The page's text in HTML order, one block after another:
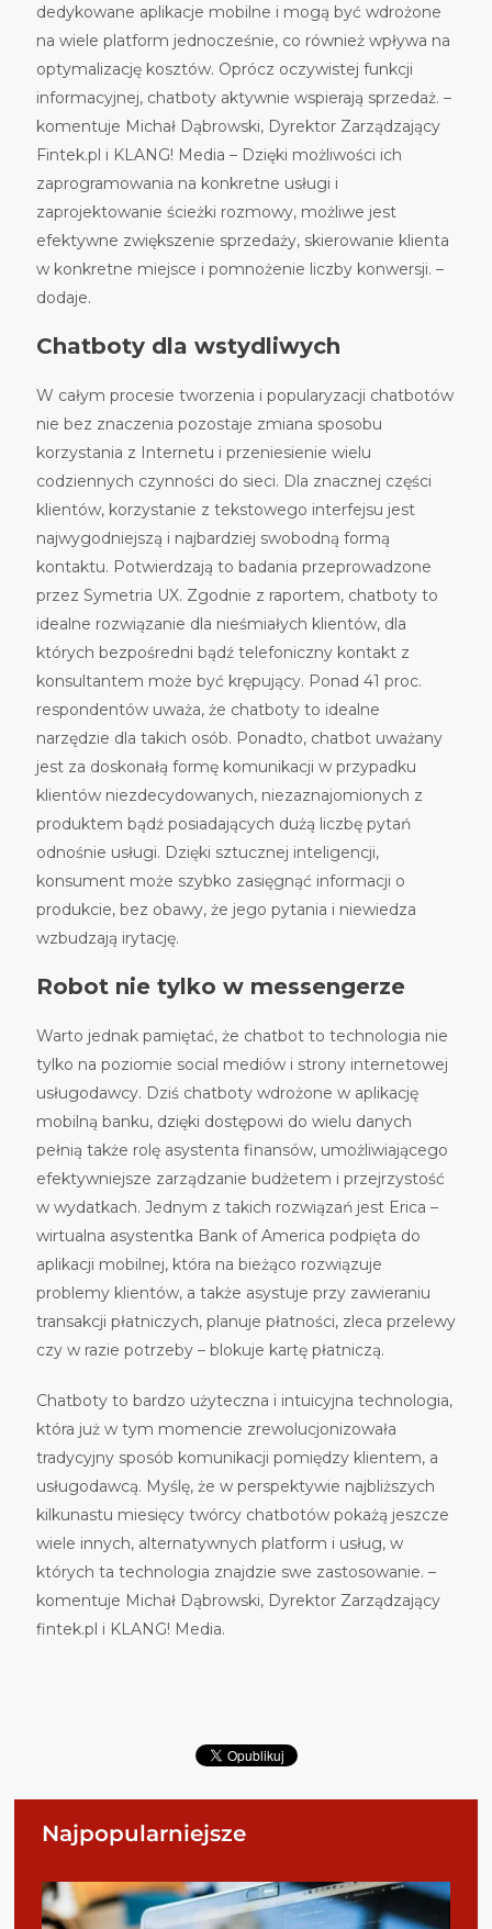
dedykowane aplikacje mobilne i mogą być wdrożone
na wiele platform jednocześnie, co również wpływa na
optymalizację kosztów. Oprócz oczywistej funkcji
informacyjnej, chatboty aktywnie wspierają sprzedaż. –
komentuje Michał Dąbrowski, Dyrektor Zarządzający
Fintek.pl i KLANG! Media – Dzięki możliwości ich
zaprogramowania na konkretne usługi i
zaprojektowanie ścieżki rozmowy, możliwe jest
efektywne zwiększenie sprzedaży, skierowanie klienta
w konkretne miejsce i pomnożenie liczby konwersji. –
dodaje.
Chatboty dla wstydliwych
W całym procesie tworzenia i popularyzacji chatbotów
nie bez znaczenia pozostaje zmiana sposobu
korzystania z Internetu i przeniesienie wielu
codziennych czynności do sieci. Dla znacznej części
klientów, korzystanie z tekstowego interfejsu jest
najwygodniejszą i najbardziej swobodną formą
kontaktu. Potwierdzają to badania przeprowadzone
przez Symetria UX. Zgodnie z raportem, chatboty to
idealne rozwiązanie dla nieśmiałych klientów, dla
których bezpośredni bądź telefoniczny kontakt z
konsultantem może być krępujący. Ponad 41 proc.
respondentów uważa, że chatboty to idealne
narzędzie dla takich osób. Ponadto, chatbot uważany
jest za doskonałą formę komunikacji w przypadku
klientów niezdecydowanych, niezaznajomionych z
produktem bądź posiadających dużą liczbę pytań
odnośnie usługi. Dzięki sztucznej inteligencji,
konsument może szybko zasięgnąć informacji o
produkcie, bez obawy, że jego pytania i niewiedza
wzbudzają irytację.
Robot nie tylko w messengerze
Warto jednak pamiętać, że chatbot to technologia nie
tylko na poziomie social mediów i strony internetowej
usługodawcy. Dziś chatboty wdrożone w aplikację
mobilną banku, dzięki dostępowi do wielu danych
pełnią także rolę asystenta finansów, umożliwiającego
efektywniejsze zarządzanie budżetem i przejrzystość
w wydatkach. Jednym z takich rozwiązań jest Erica –
wirtualna asystentka Bank of America podpięta do
aplikacji mobilnej, która na bieżąco rozwiązuje
problemy klientów, a także asystuje przy zawieraniu
transakcji płatniczych, planuje płatności, zleca przelewy
czy w razie potrzeby – blokuje kartę płatniczą.
Chatboty to bardzo użyteczna i intuicyjna technologia,
która już w tym momencie zrewolucjonizowała
tradycyjny sposób komunikacji pomiędzy klientem, a
usługodawcą. Myślę, że w perspektywie najbliższych
kilkunastu miesięcy twórcy chatbotów pokażą jeszcze
wiele innych, alternatywnych platform i usług, w
których ta technologia znajdzie swe zastosowanie. –
komentuje Michał Dąbrowski, Dyrektor Zarządzający
fintek.pl i KLANG! Media.
Najpopularniejsze